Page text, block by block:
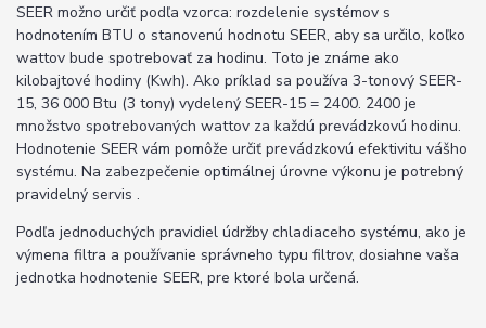
SEER možno určiť podľa vzorca: rozdelenie systémov s
hodnotením BTU o stanovenú hodnotu SEER, aby sa určilo, koľko
wattov bude spotrebovať za hodinu. Toto je známe ako
kilobajtové hodiny (Kwh). Ako príklad sa používa 3-tonový SEER-
15, 36 000 Btu (3 tony) vydelený SEER-15 = 2400. 2400 je
množstvo spotrebovaných wattov za každú prevádzkovú hodinu.
Hodnotenie SEER vám pomôže určiť prevádzkovú efektivitu vášho
systému. Na zabezpečenie optimálnej úrovne výkonu je potrebný
pravidelný servis .
Podľa jednoduchých pravidiel údržby chladiaceho systému, ako je
výmena filtra a používanie správneho typu filtrov, dosiahne vaša
jednotka hodnotenie SEER, pre ktoré bola určená.